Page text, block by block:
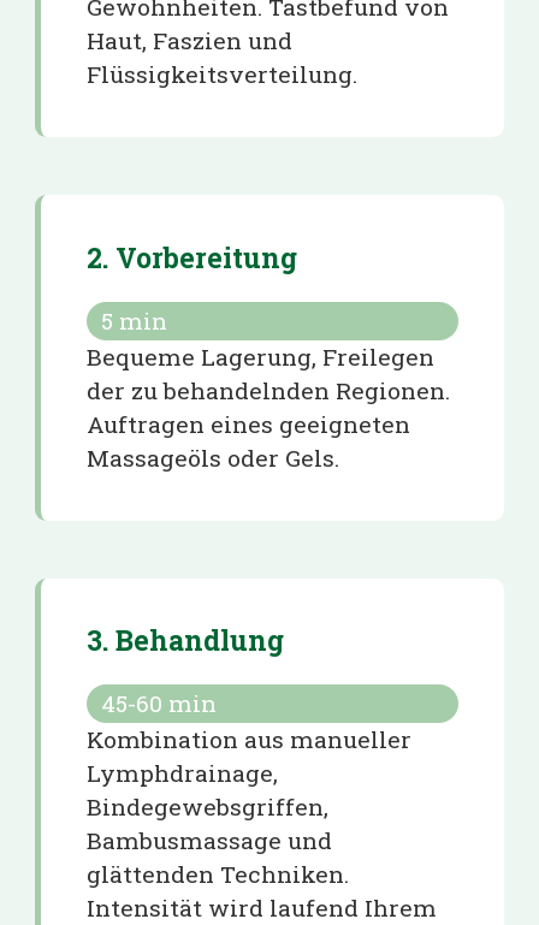
Gewohnheiten. Tastbefund von
Haut, Faszien und
Flüssigkeitsverteilung.
2. Vorbereitung
5 min
Bequeme Lagerung, Freilegen
der zu behandelnden Regionen.
Auftragen eines geeigneten
Massageöls oder Gels.
3. Behandlung
45-60 min
Kombination aus manueller
Lymphdrainage,
Bindegewebsgriffen,
Bambusmassage und
glättenden Techniken.
Intensität wird laufend Ihrem